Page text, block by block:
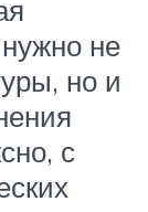
не
но и
с